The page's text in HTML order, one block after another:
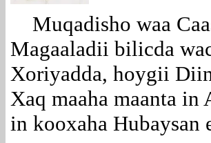
Muqadisho waa
Magaaladii bilicda
Xoriyadda, hoygii
Xaq maaha maanta in
in kooxaha Hubaysan